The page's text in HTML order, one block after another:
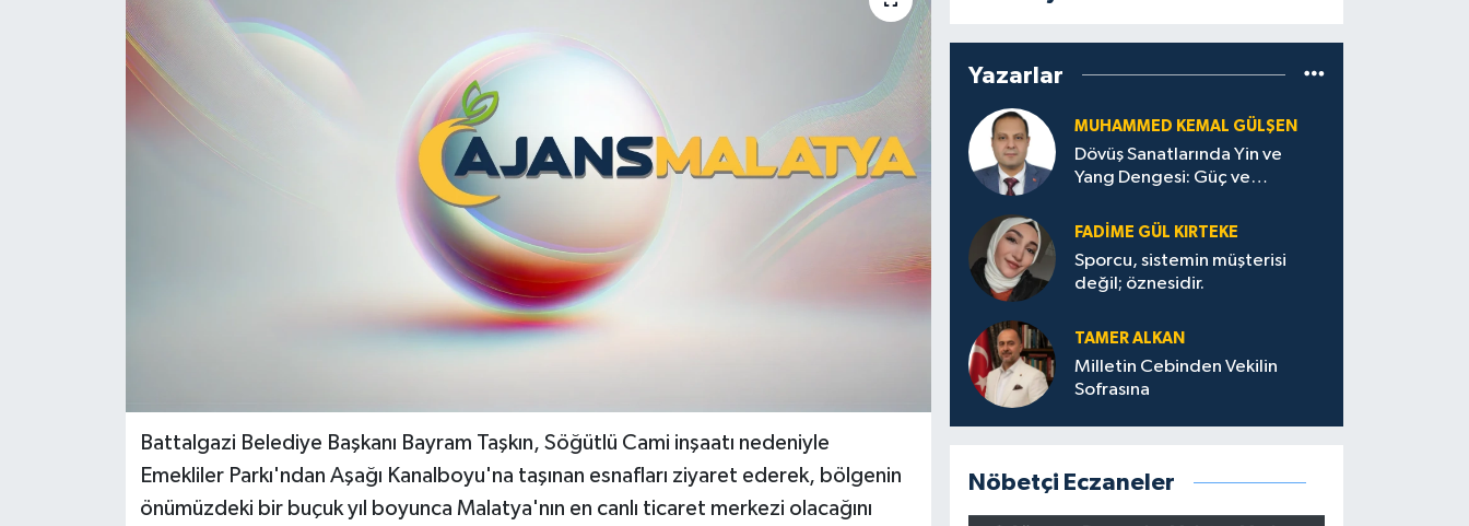
Battalgazi Belediye Başkanı Bayram Taşkın, Söğütlü Cami inşaatı nedeniyle
Emekliler Parkı'ndan Aşağı Kanalboyu'na taşınan esnafları ziyaret ederek, bölgenin
önümüzdeki bir buçuk yıl boyunca Malatya'nın en canlı ticaret merkezi olacağını
Yazarlar
MUHAMMED KEMAL GÜLŞEN
Dövüş Sanatlarında Yin ve
Yang Dengesi: Güç ve
FADIME GÜL KIRTEKE
Sporcu, sistemin müşterisi
değil; öznesidir.
TAMER ALKAN
Milletin Cebinden Vekilin
Sofrasına
Nöbetçi Eczaneler
Politika